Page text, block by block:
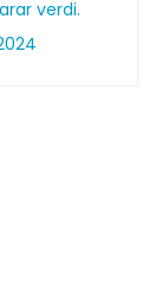
verdi.